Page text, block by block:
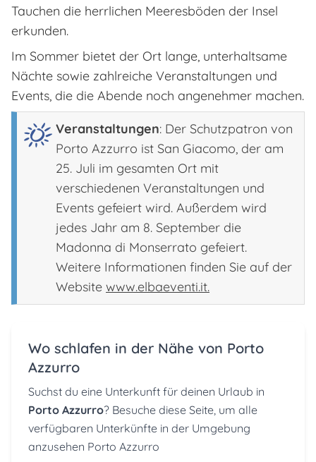
Tauchen die herrlichen Meeresböden der Insel
erkunden.
Im Sommer bietet der Ort lange, unterhaltsame
Nächte sowie zahlreiche Veranstaltungen und
Events, die die Abende noch angenehmer machen.
Veranstaltungen: Der Schutzpatron von
Porto Azzurro ist San Giacomo, der am
25. Juli im gesamten Ort mit
verschiedenen Veranstaltungen und
Events gefeiert wird. Außerdem wird
jedes Jahr am 8. September die
Madonna di Monserrato gefeiert.
Weitere Informationen finden Sie auf der
Website www.elbaeventi.it.
Wo schlafen in der Nähe von Porto
Azzurro
Suchst du eine Unterkunft für deinen Urlaub in
Porto Azzurro? Besuche diese Seite, um alle
verfügbaren Unterkünfte in der Umgebung
anzusehen Porto Azzurro